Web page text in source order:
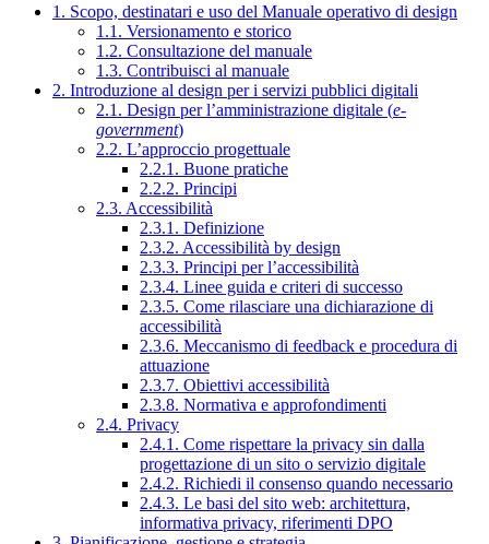
1. Scopo, destinatari e uso del Manuale operativo di design
1.1. Versionamento e storico
1.2. Consultazione del manuale
1.3. Contribuisci al manuale
2. Introduzione al design per i servizi pubblici digitali
2.1. Design per l’amministrazione digitale (e-
government)
2.2. L’approccio progettuale
2.2.1. Buone pratiche
2.2.2. Principi
2.3. Accessibilità
2.3.1. Definizione
2.3.2. Accessibilità by design
2.3.3. Principi per l’accessibilità
2.3.4. Linee guida e criteri di successo
2.3.5. Come rilasciare una dichiarazione di
accessibilità
2.3.6. Meccanismo di feedback e procedura di
attuazione
2.3.7. Obiettivi accessibilità
2.3.8. Normativa e approfondimenti
2.4. Privacy
2.4.1. Come rispettare la privacy sin dalla
progettazione di un sito o servizio digitale
2.4.2. Richiedi il consenso quando necessario
2.4.3. Le basi del sito web: architettura,
informativa privacy, riferimenti DPO